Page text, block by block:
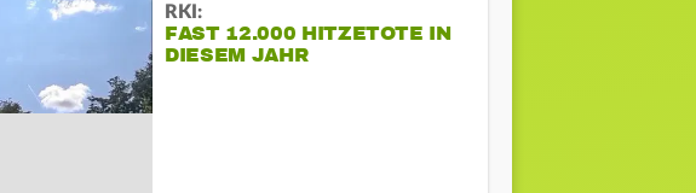
RKI:
FAST 12.000 HITZETOTE IN
DIESEM JAHR